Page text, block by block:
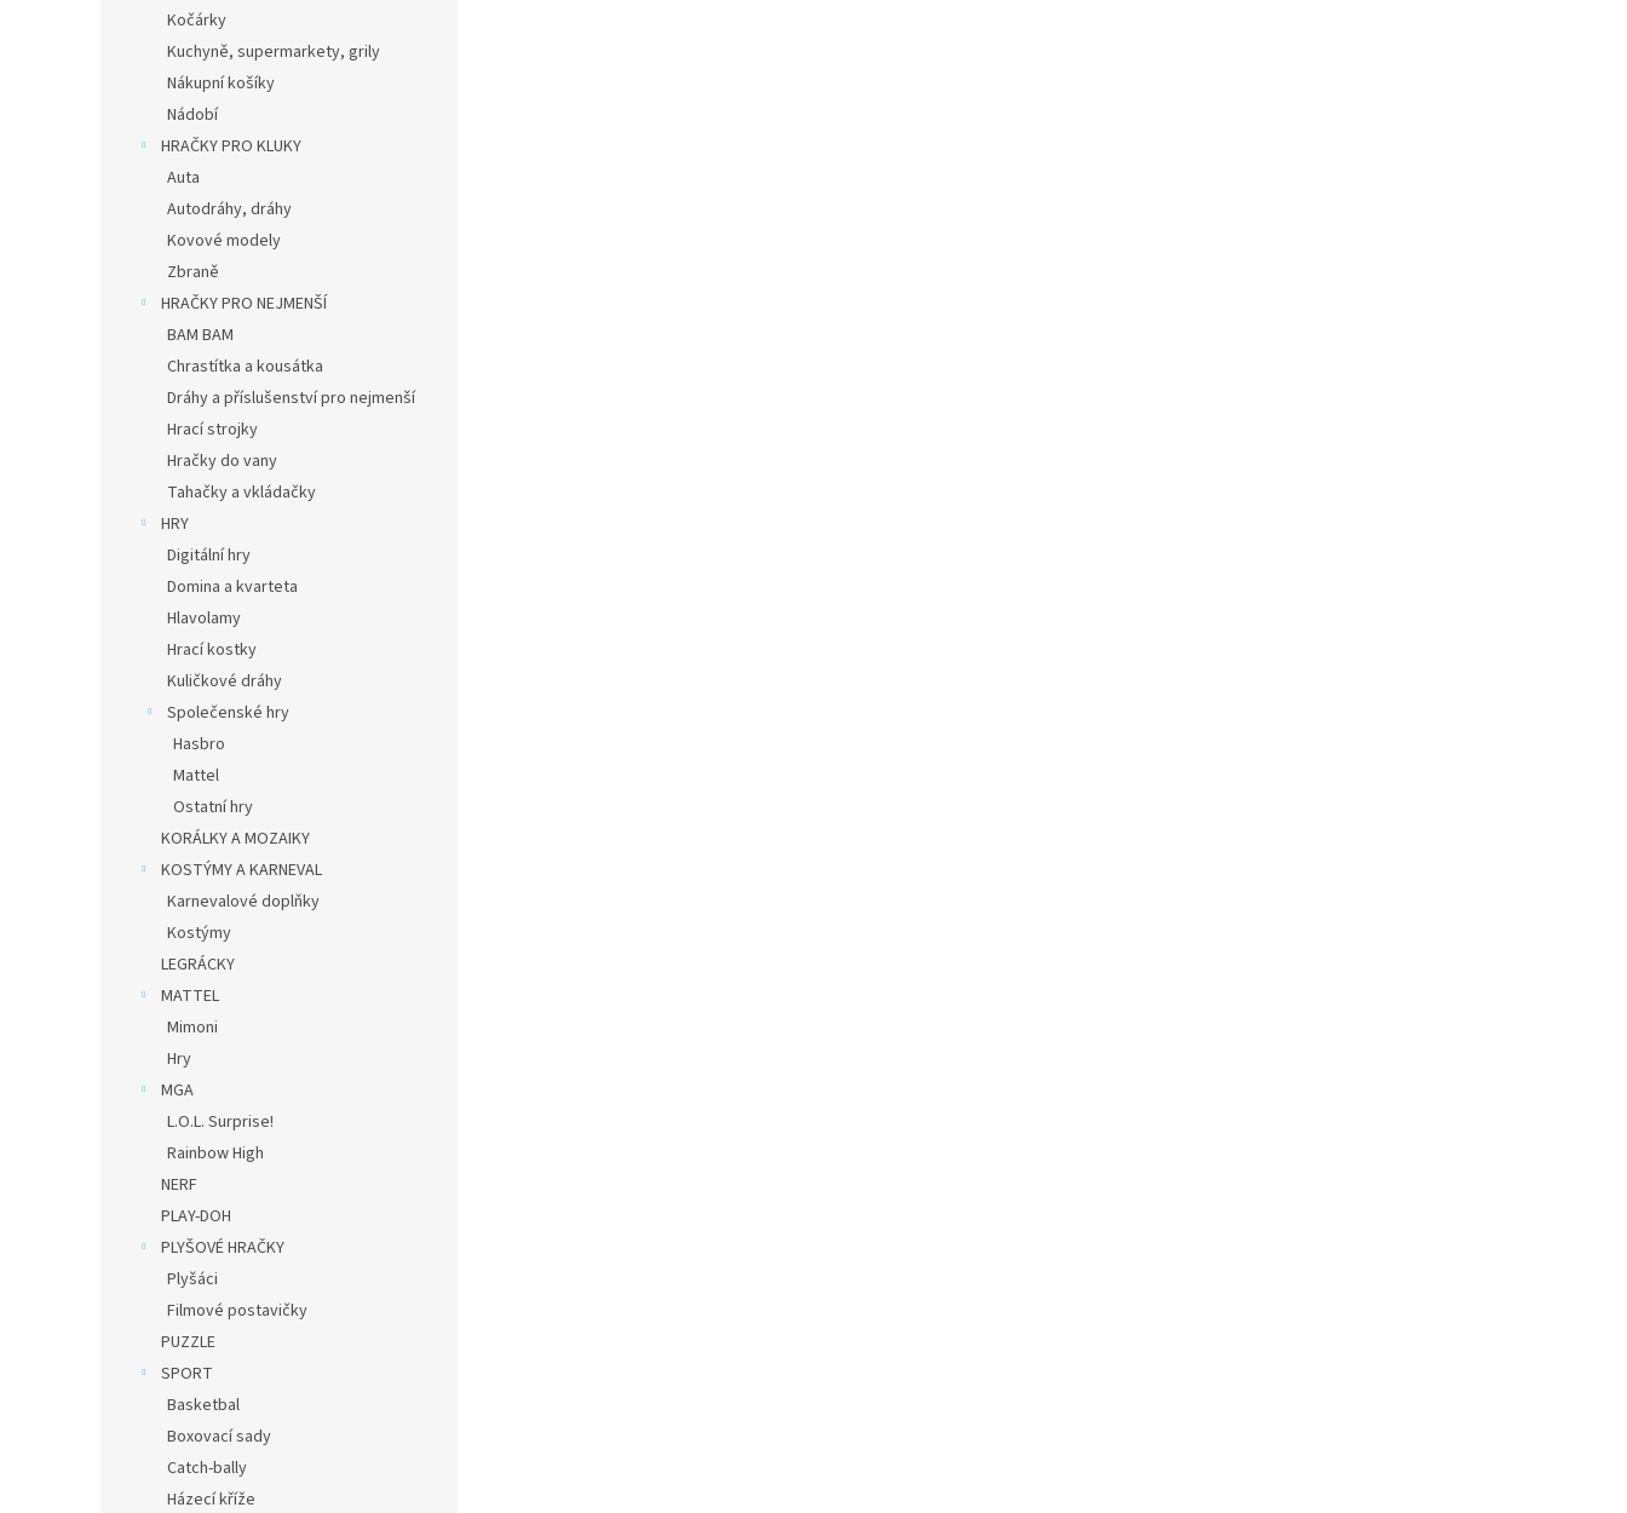
Kočárky
Kuchyně, supermarkety, grily
Nákupní košíky
Nádobí
HRAČKY PRO KLUKY
Auta
Autodráhy, dráhy
Kovové modely
Zbraně
HRAČKY PRO NEJMENŠÍ
BAM BAM
Chrastítka a kousátka
Dráhy a příslušenství pro nejmenší
Hrací strojky
Hračky do vany
Tahačky a vkládačky
HRY
Digitální hry
Domina a kvarteta
Hlavolamy
Hrací kostky
Kuličkové dráhy
Společenské hry
Hasbro
Mattel
Ostatní hry
KORÁLKY A MOZAIKY
KOSTÝMY A KARNEVAL
Karnevalové doplňky
Kostýmy
LEGRÁCKY
MATTEL
Mimoni
Hry
MGA
L.O.L. Surprise!
Rainbow High
NERF
PLAY-DOH
PLYŠOVÉ HRAČKY
Plyšáci
Filmové postavičky
PUZZLE
SPORT
Basketbal
Boxovací sady
Catch-bally
Házecí kříže